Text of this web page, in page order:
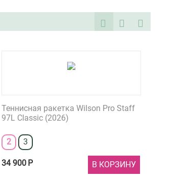
Теннисная ракетка Wilson Pro Staff
97L Classic (2026)
2 3
34 900 Р В КОРЗИНУ